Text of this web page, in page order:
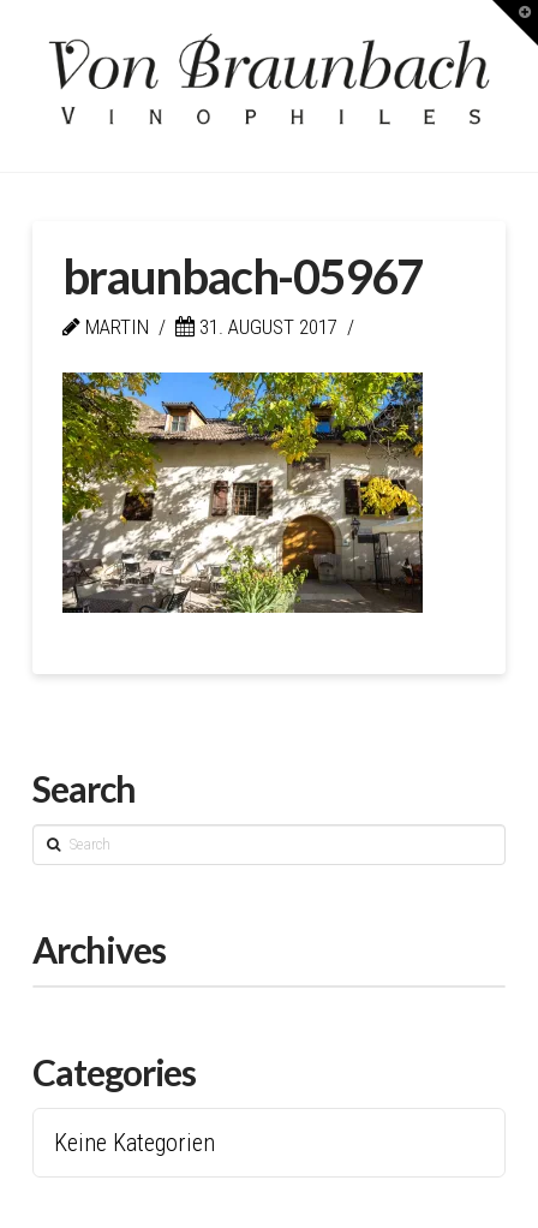
Kellerei
Braunbach
braunbach-05967
MARTIN 31. AUGUST 2017
Search
Search
Archives
Categories
Keine Kategorien